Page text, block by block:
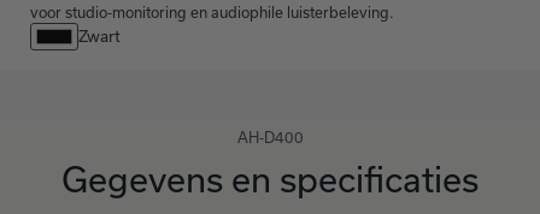
voor studio-monitoring en audiophile luisterbeleving.
Zwart
AH-D400
Gegevens en specificaties